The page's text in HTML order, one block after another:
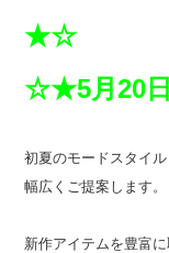
★☆
☆★5月20
初夏のモードスタイ
幅広くご提案します。
新作アイテムを豊富に